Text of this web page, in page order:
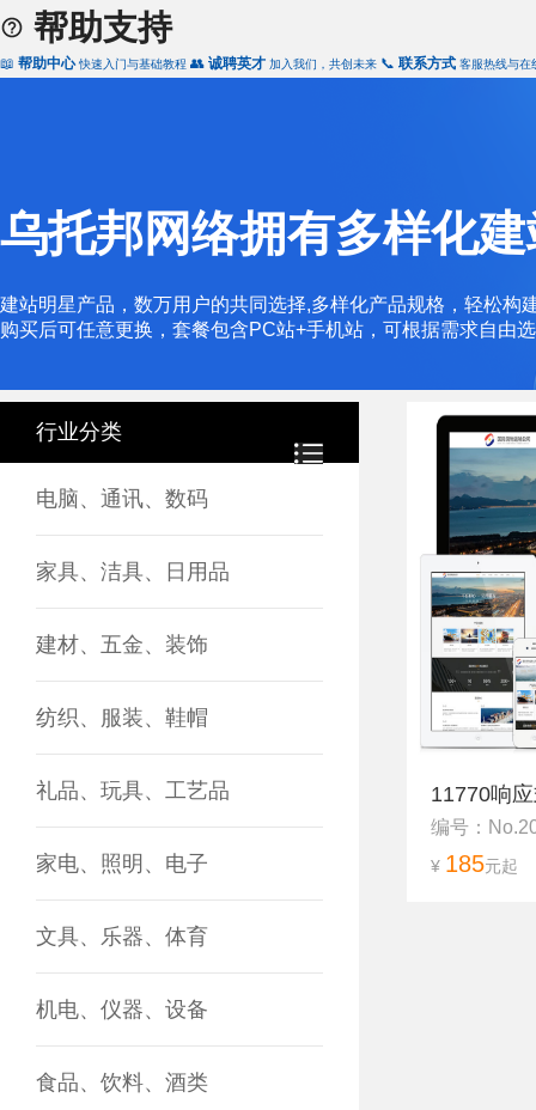
帮助支持
📖 帮助中心 快速入门与基础教程 👥 诚聘英才 加入我们，共创未来 📞 联系方式 客服热线与在
乌托邦网络拥有多样化
建站明星产品，数万用户的共同选择,多样化产品规格，轻松构
购买后可任意更换，套餐包含PC站+手机站，可根据需求自由
行业分类
电脑、通讯、数码
家具、洁具、日用品
建材、五金、装饰
纺织、服装、鞋帽
礼品、玩具、工艺品
家电、照明、电子
文具、乐器、体育
机电、仪器、设备
食品、饮料、酒类
11770响
编号：
¥ 185元起